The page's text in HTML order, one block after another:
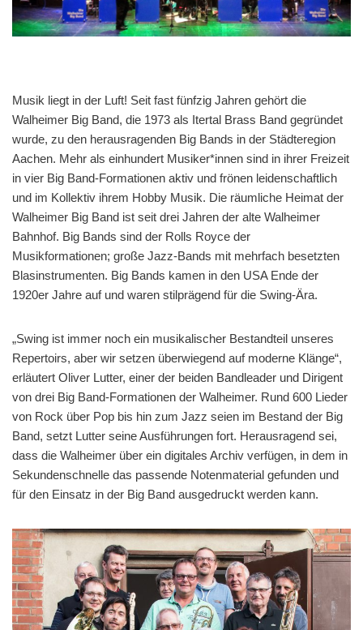
Musik liegt in der Luft! Seit fast fünfzig Jahren gehört die
Walheimer Big Band, die 1973 als Itertal Brass Band gegründet
wurde, zu den herausragenden Big Bands in der Städteregion
Aachen. Mehr als einhundert Musiker*innen sind in ihrer Freizeit
in vier Big Band-Formationen aktiv und frönen leidenschaftlich
und im Kollektiv ihrem Hobby Musik. Die räumliche Heimat der
Walheimer Big Band ist seit drei Jahren der alte Walheimer
Bahnhof. Big Bands sind der Rolls Royce der
Musikformationen; große Jazz-Bands mit mehrfach besetzten
Blasinstrumenten. Big Bands kamen in den USA Ende der
1920er Jahre auf und waren stilprägend für die Swing-Ära.
„Swing ist immer noch ein musikalischer Bestandteil unseres
Repertoirs, aber wir setzen überwiegend auf moderne Klänge“,
erläutert Oliver Lutter, einer der beiden Bandleader und Dirigent
von drei Big Band-Formationen der Walheimer. Rund 600 Lieder
von Rock über Pop bis hin zum Jazz seien im Bestand der Big
Band, setzt Lutter seine Ausführungen fort. Herausragend sei,
dass die Walheimer über ein digitales Archiv verfügen, in dem in
Sekundenschnelle das passende Notenmaterial gefunden und
für den Einsatz in der Big Band ausgedruckt werden kann.